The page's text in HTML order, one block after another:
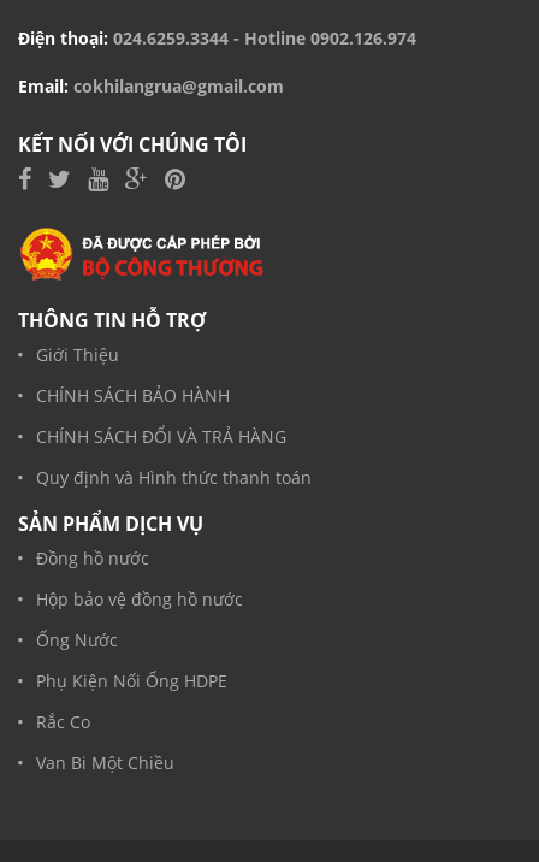
Điện thoại: 024.6259.3344 - Hotline 0902.126.974
Email: cokhilangrua@gmail.com
KẾT NỐI VỚI CHÚNG TÔI
THÔNG TIN HỖ TRỢ
Giới Thiệu
CHÍNH SÁCH BẢO HÀNH
CHÍNH SÁCH ĐỔI VÀ TRẢ HÀNG
Quy định và Hình thức thanh toán
SẢN PHẨM DỊCH VỤ
Đồng hồ nước
Hộp bảo vệ đồng hồ nước
Ống Nước
Phụ Kiện Nối Ống HDPE
Rắc Co
Van Bi Một Chiều